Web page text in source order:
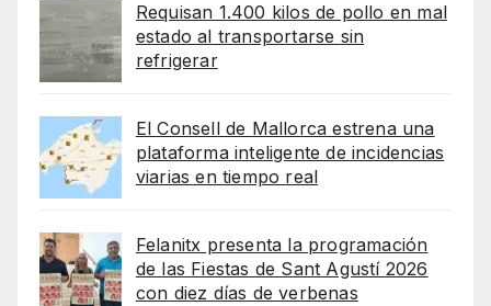
Requisan 1.400 kilos de pollo en mal
estado al transportarse sin
refrigerar
El Consell de Mallorca estrena una
plataforma inteligente de incidencias
viarias en tiempo real
Felanitx presenta la programación
de las Fiestas de Sant Agustí 2026
con diez días de verbenas